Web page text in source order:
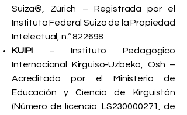
Suiza®, Zúrich – Registrada por el
Instituto Federal Suizo de la Propiedad
Intelectual, n.º 822698
KUIPI – Instituto Pedagógico
Internacional Kirguiso-Uzbeko, Osh –
Acreditado por el Ministerio de
Educación y Ciencia de Kirguistán
(Número de licencia: LS230000271, de